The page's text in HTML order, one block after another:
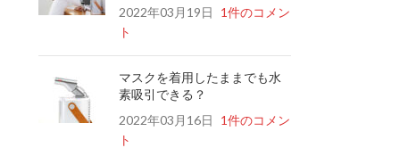
2022年03月19日
1件のコメン
ト
マスクを着用したままでも水
素吸引できる？
2022年03月16日
1件のコメン
ト